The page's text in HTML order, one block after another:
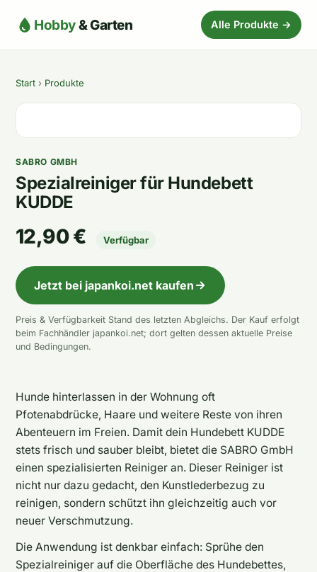
Hobby& Garten Alle Produkte →
Start › Produkte
SABRO GMBH
Spezialreiniger für Hundebett
KUDDE
12,90 € Verfügbar
Jetzt bei japankoi.net kaufen
Preis & Verfügbarkeit Stand des letzten Abgleichs. Der Kauf erfolgt
beim Fachhändler japankoi.net; dort gelten dessen aktuelle Preise
und Bedingungen.
Hunde hinterlassen in der Wohnung oft
Pfotenabdrücke, Haare und weitere Reste von ihren
Abenteuern im Freien. Damit dein Hundebett KUDDE
stets frisch und sauber bleibt, bietet die SABRO GmbH
einen spezialisierten Reiniger an. Dieser Reiniger ist
nicht nur dazu gedacht, den Kunstlederbezug zu
reinigen, sondern schützt ihn gleichzeitig auch vor
neuer Verschmutzung.
Die Anwendung ist denkbar einfach: Sprühe den
Spezialreiniger auf die Oberfläche des Hundebettes,